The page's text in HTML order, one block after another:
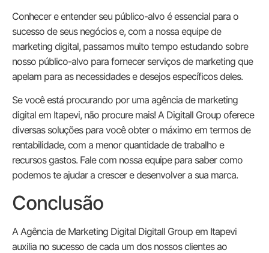
Conhecer e entender seu público-alvo é essencial para o
sucesso de seus negócios e, com a nossa equipe de
marketing digital, passamos muito tempo estudando sobre
nosso público-alvo para fornecer serviços de marketing que
apelam para as necessidades e desejos específicos deles.
Se você está procurando por uma agência de marketing
digital em Itapevi, não procure mais! A Digitall Group oferece
diversas soluções para você obter o máximo em termos de
rentabilidade, com a menor quantidade de trabalho e
recursos gastos. Fale com nossa equipe para saber como
podemos te ajudar a crescer e desenvolver a sua marca.
Conclusão
A Agência de Marketing Digital Digitall Group em Itapevi
auxilia no sucesso de cada um dos nossos clientes ao